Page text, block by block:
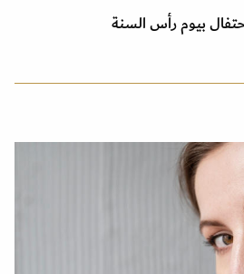
بيوم رأس السنة